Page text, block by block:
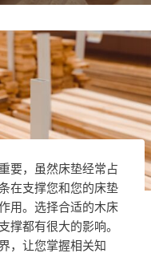
要，虽然床垫经常占
在支撑您和您的床垫
用。选择合适的木床
撑都有很大的影响。
，让您掌握相关知